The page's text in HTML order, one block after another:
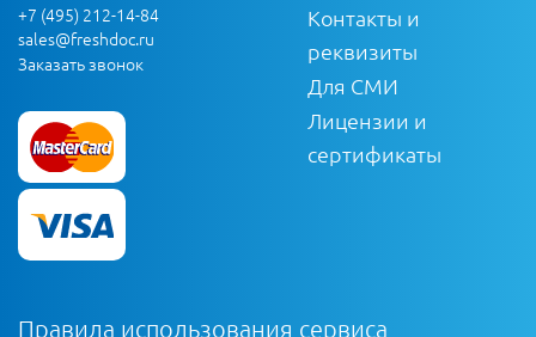
+7 (495) 212-14-84
sales@freshdoc.ru
Заказать звонок
Контакты и
реквизиты
Для СМИ
Лицензии и
сертификаты
Правила использования сервиса